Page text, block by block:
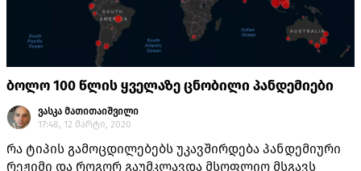
ბოლო 100 წლის ყველაზე ცნობილი პანდემიები
ვასკა მათითაიშვილი
17:48, 12 მარტი, 2020
რა ტიპის გამოცდილებებს უკავშირდება პანდემიური
რეჟიმი და როგორ გაუმკლავდა მსოფლიო მსგავს